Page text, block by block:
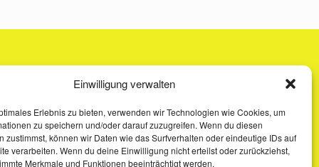
Einwilligung verwalten
Erlebnis zu bieten, verwenden wir Technologien wie Cookies, um
zu speichern und/oder darauf zuzugreifen. Wenn du diesen
zustimmst, können wir Daten wie das Surfverhalten oder eindeutige IDs auf
verarbeiten. Wenn du deine Einwilligung nicht erteilst oder zurückziehst,
Merkmale und Funktionen beeinträchtigt werden.